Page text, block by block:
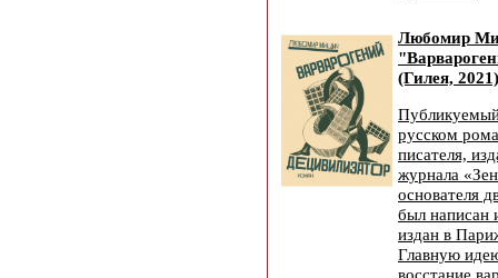
Любомир
(Гилея, 2021)
русском
писателя,
журнала
основателя
был написан
издан в
Главную
восстание